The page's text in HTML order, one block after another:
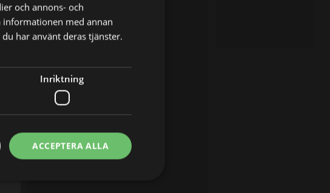
och annons- och
informationen med annan
har använt deras tjänster.
Inriktning
ACCEPTERA ALLA